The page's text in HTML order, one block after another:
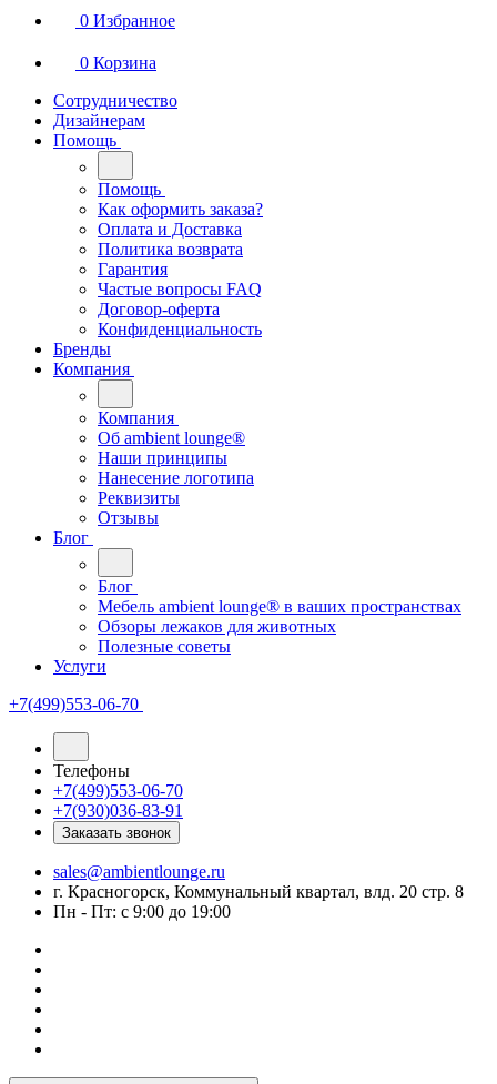
0 Избранное
0 Корзина
Сотрудничество
Дизайнерам
Помощь
Помощь
Как оформить заказа?
Оплата и Доставка
Политика возврата
Гарантия
Частые вопросы FAQ
Договор-оферта
Конфиденциальность
Бренды
Компания
Компания
Oб ambient lounge®
Наши принципы
Нанесение логотипа
Реквизиты
Отзывы
Блог
Блог
Мебель ambient lounge® в ваших пространствах
Обзоры лежаков для животных
Полезные советы
Услуги
+7(499)553-06-70
Телефоны
+7(499)553-06-70
+7(930)036-83-91
Заказать звонок
sales@ambientlounge.ru
г. Красногорск, Коммунальный квартал, влд. 20 стр. 8
Пн - Пт: с 9:00 до 19:00